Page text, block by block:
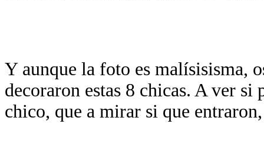
Y aunque la foto es malísisisma,
decoraron estas 8 chicas. A ver
chico, que a mirar si que